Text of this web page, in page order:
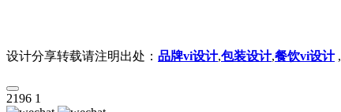
设计分享转载请注明出处： 品牌vi设计,包装设计,餐饮vi设计,
2196 1